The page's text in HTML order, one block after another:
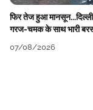
फिर तेज हुआ
गरज-चमक के साथ भारी
07/08/2026